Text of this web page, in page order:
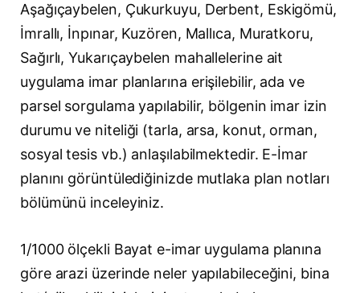
Aşağıçaybelen, Çukurkuyu, Derbent, Eskigömü,
İmrallı, İnpınar, Kuzören, Mallıca, Muratkoru,
Sağırlı, Yukarıçaybelen mahallelerine ait
uygulama imar planlarına erişilebilir, ada ve
parsel sorgulama yapılabilir, bölgenin imar izin
durumu ve niteliği (tarla, arsa, konut, orman,
sosyal tesis vb.) anlaşılabilmektedir. E-İmar
planını görüntülediğinizde mutlaka plan notları
bölümünü inceleyiniz.
1/1000 ölçekli Bayat e-imar uygulama planına
göre arazi üzerinde neler yapılabileceğini, bina